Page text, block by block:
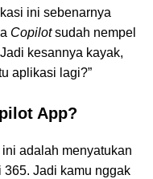
ini sebenarnya
Copilotsudah nempel
kesannya kayak,
aplikasi lagi?”
App?
adalah menyatukan
Jadi kamu nggak